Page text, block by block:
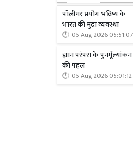
पॉलीमर प्रयोग भविष्य के
भारत की मुद्रा व्यवस्था
05 Aug 2026 05:51:07
ज्ञान परंपरा के पुनर्मूल्यांकन
की पहल
05 Aug 2026 05:01:12